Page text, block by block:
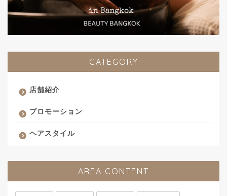
CATEGORY
店舗紹介
プロモーション
ヘアスタイル
AREA CONTENT